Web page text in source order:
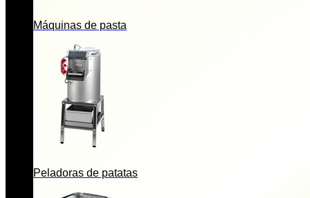
Máquinas de pasta
Peladoras de patatas